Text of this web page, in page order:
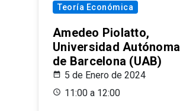
Teoría Económica
Amedeo Piolatto,
Universidad Autónoma
de Barcelona (UAB)
5 de Enero de 2024
11:00 a 12:00